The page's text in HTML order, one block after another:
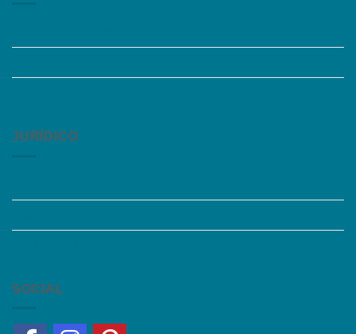
JURÍDICO
SOCIAL